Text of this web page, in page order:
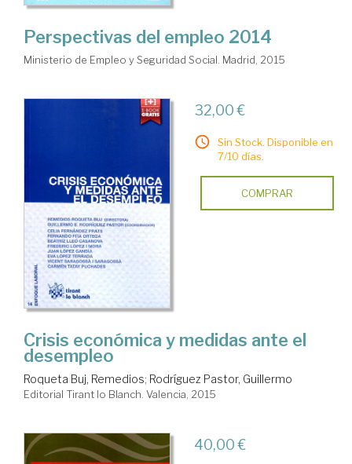
Perspectivas del empleo 2014
Ministerio de Empleo y Seguridad Social. Madrid, 2015
32,00 €
Sin Stock. Disponible en
7/10 días.
COMPRAR
Crisis económica y medidas ante el
desempleo
Roqueta Buj, Remedios; Rodríguez Pastor, Guillermo
Editorial Tirant lo Blanch. Valencia, 2015
40,00 €